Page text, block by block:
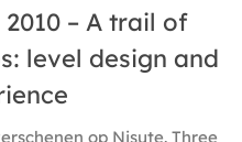
2010 – A trail of
level design and
op Nisute. Three